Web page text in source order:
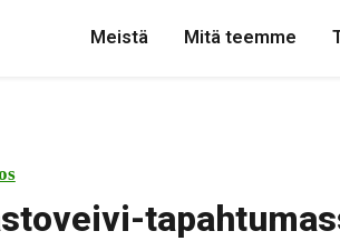
Meistä Mitä teemme